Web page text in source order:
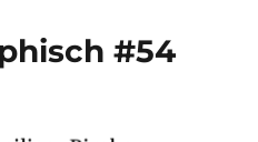
#54